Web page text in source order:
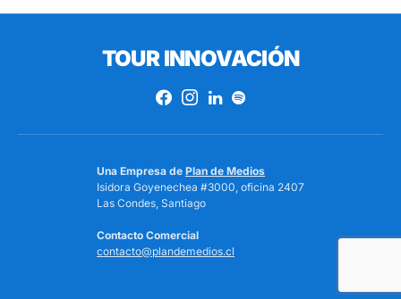
TOUR INNOVACIÓN
Una Empresa de Plan de Medios
Isidora Goyenechea #3000, oficina 2407
Las Condes, Santiago
Contacto Comercial
contacto@plandemedios.cl